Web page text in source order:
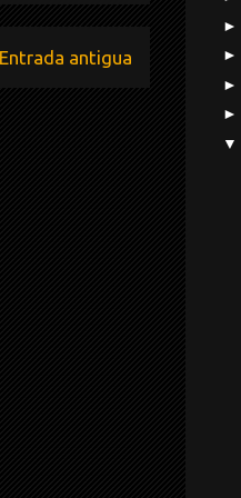
Entrada antigua
►
►
►
►
▼